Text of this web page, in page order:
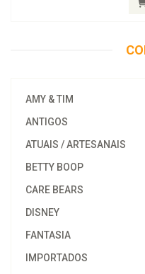
AMY & TIM
ANTIGOS
ATUAIS / ARTESANAIS
BETTY BOOP
CARE BEARS
DISNEY
FANTASIA
IMPORTADOS